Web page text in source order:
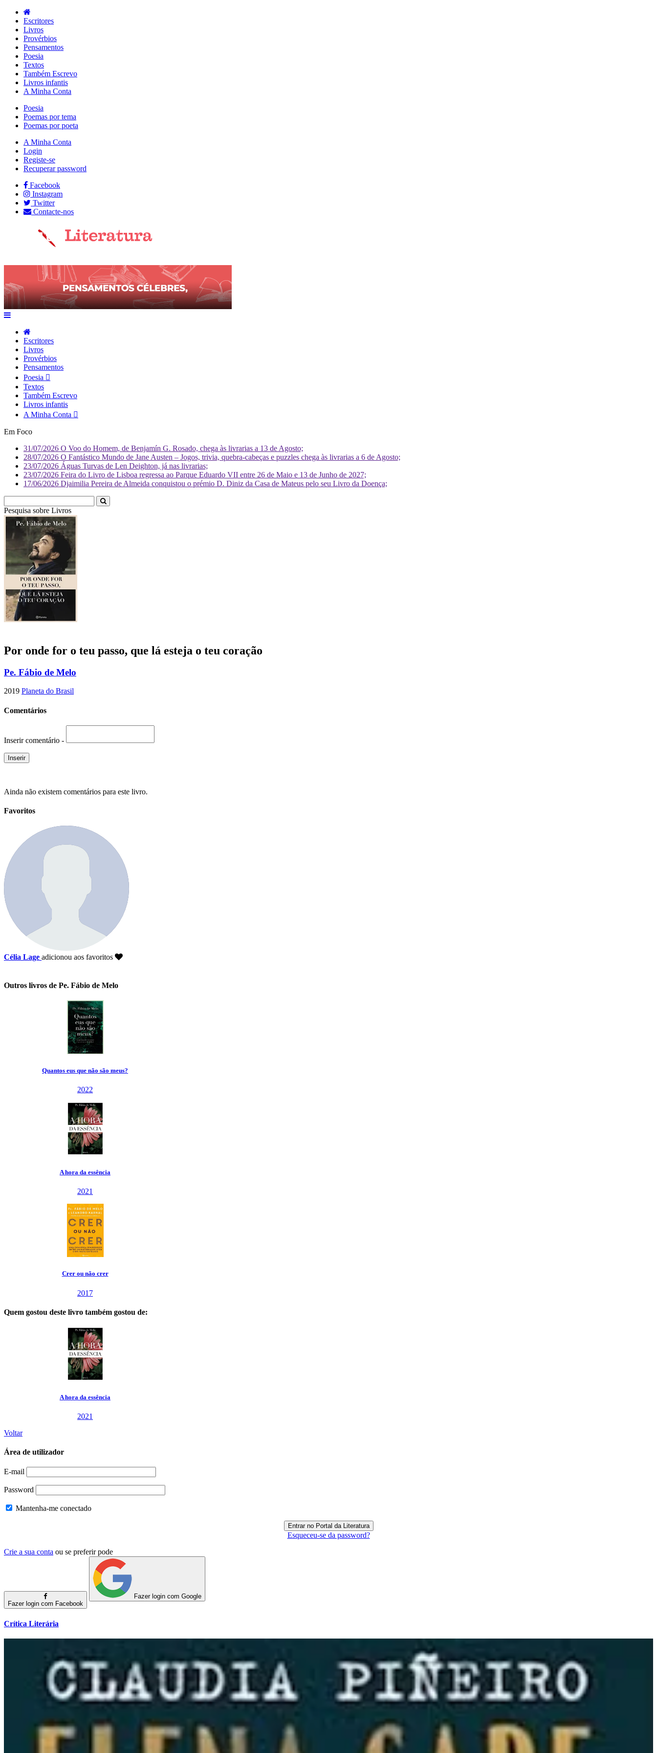
Escritores
Livros
Provérbios
Pensamentos
Poesia
Textos
Também Escrevo
Livros infantis
A Minha Conta
Poesia
Poemas por tema
Poemas por poeta
A Minha Conta
Login
Registe-se
Recuperar password
Facebook
Instagram
Twitter
Contacte-nos
Escritores
Livros
Provérbios
Pensamentos
Poesia
Textos
Também Escrevo
Livros infantis
A Minha Conta
Em Foco
31/07/2026 O Voo do Homem, de Benjamín G. Rosado, chega às livrarias a 13 de Agosto;
28/07/2026 O Fantástico Mundo de Jane Austen – Jogos, trivia, quebra-cabeças e puzzles chega às livrarias a 6 de Agosto;
23/07/2026 Águas Turvas de Len Deighton, já nas livrarias;
23/07/2026 Feira do Livro de Lisboa regressa ao Parque Eduardo VII entre 26 de Maio e 13 de Junho de 2027;
17/06/2026 Djaimilia Pereira de Almeida conquistou o prémio D. Diniz da Casa de Mateus pelo seu Livro da Doença;
Pesquisa sobre Li
Por onde for o teu passo, que lá esteja o teu coração
Pe. Fábio de Melo
2019 Planeta do Brasil
Comentários
Inserir comentário -
Ainda não existem comentários para este livro.
Favoritos
Célia Lage adicionou aos favoritos
Outros livros de Pe. Fábio de Melo
Quantos eus que não são meus?
2022
A hora da essência
2021
Crer ou não crer
2017
Quem gostou deste livro também gostou de:
A hora da essência
2021
Voltar
Área de utilizador
E-mail
Password
Mantenha-me conectado
Esqueceu-se da password?
Crie a sua conta ou se preferir pode
Fazer login com Facebook
Fazer login com Google
Crítica Literária